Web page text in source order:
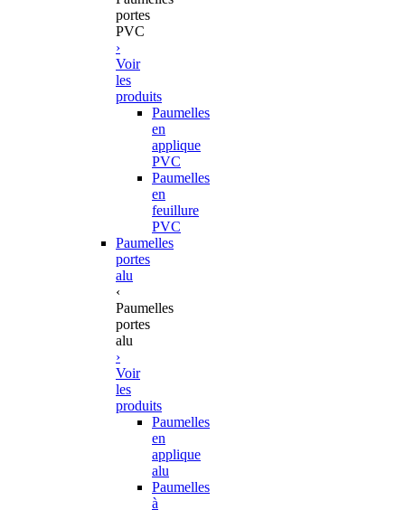
portes
PVC
›
Voir
les
produits
Paumelles
en
applique
PVC
Paumelles
en
feuillure
PVC
Paumelles
portes
alu
‹
Paumelles
portes
alu
›
Voir
les
produits
Paumelles
en
applique
alu
Paumelles
à